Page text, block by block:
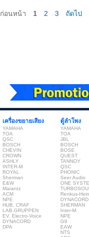
ก่อนหน้า 1 2 3 ถัดไป
เครื่องขยายเสียง
YAMAHA
TOA
QSC
BOSCH
CHEVIN
CROWN
ASHLY
INTER-M
ROYAL
Sherman
E&W
Marantz
ACM
NPE
HUB, CRAF
LAB.GRUPPEN
EV, Electro-Voice
DYNACORD
DPA
ตู้ลำโพง
YAMAHA
TOA
JBL
BOSCH
BOSE
QUEST
TANNOY
QSC
PHONIC
Seer Audio
ONE
Renkus-
DYNACORD
SHERMAN
Inter-M
NPE
G9
EAW
NTS